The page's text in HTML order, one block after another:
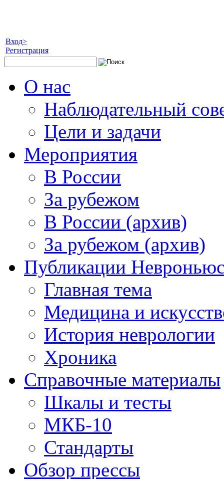
Вход>
Регистрация
О нас
Наблюдательный
Цели и задачи
Мероприятия
В России
За рубежом
В России (архив)
За рубежом (архив)
Публикации
Главная тема
Медицина и
История неврологии
Хроника
Справочные материалы
Шкалы и тесты
МКБ-10
Стандарты
Обзор прессы